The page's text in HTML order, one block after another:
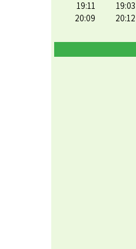
19:03
20:12
19:11
20:09